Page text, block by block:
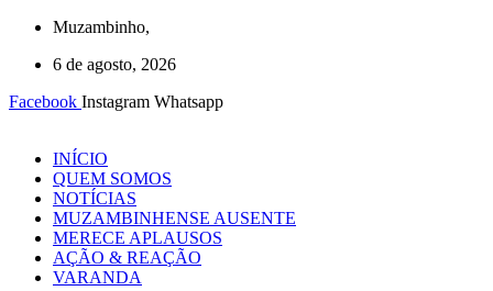
Muzambinho,
6 de agosto, 2026
Facebook Instagram Whatsapp
INÍCIO
QUEM SOMOS
NOTÍCIAS
MUZAMBINHENSE AUSENTE
MERECE APLAUSOS
AÇÃO & REAÇÃO
VARANDA